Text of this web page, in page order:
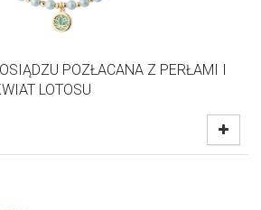
POZŁACANA Z PERŁAMI I
LOTOSU